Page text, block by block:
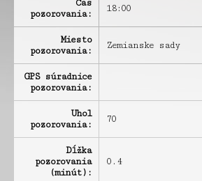
Čas
pozorovania:
18:00
Miesto
pozorovania:
Zemianske sady
GPS súradnice
pozorovania:
Uhol
pozorovania:
70
Dĺžka
pozorovania
(minút):
0.4